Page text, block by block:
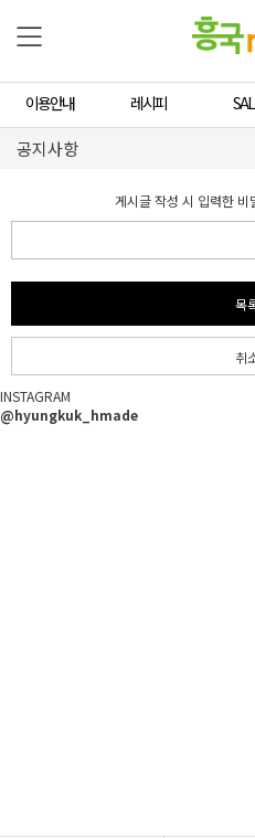
이용안내 레시피
공지사항
게시글 작성 시 입력한 비
목
취
INSTAGRAM
@hyungkuk_hmade